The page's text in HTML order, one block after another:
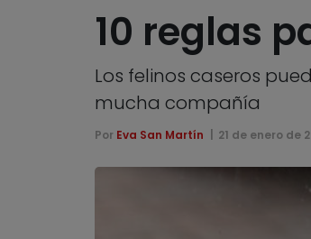
10 reglas
Los felinos caseros
mucha compañía
Por Eva San Martín 21 de enero de